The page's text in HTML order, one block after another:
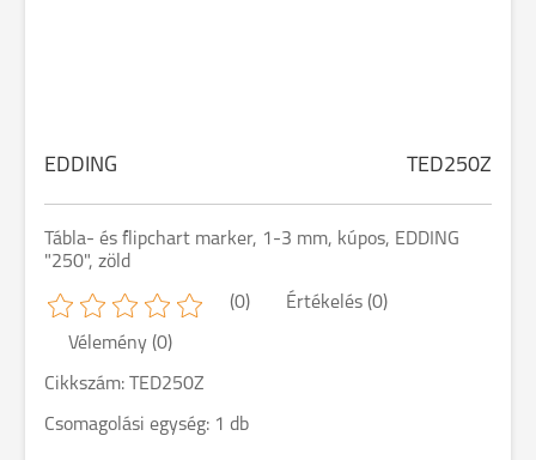
EDDING TED250Z
Tábla- és flipchart marker, 1-3 mm, kúpos, EDDING
"250", zöld
(0) Értékelés (0)
Vélemény (0)
Cikkszám: TED250Z
Csomagolási egység: 1 db